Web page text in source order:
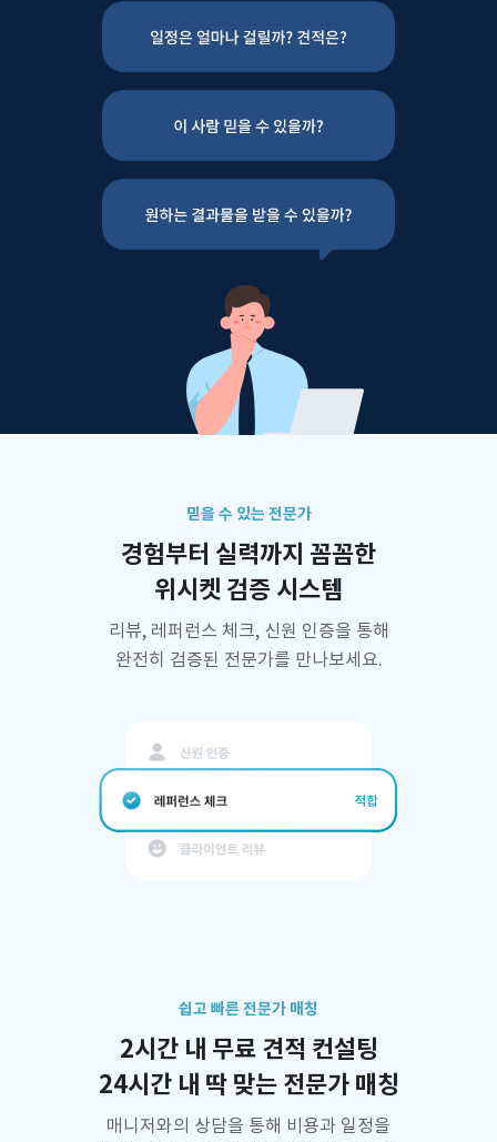
믿을 수 있는 전문가
경험부터 실력까지 꼼꼼한
위시켓 검증 시스템
리뷰, 레퍼런스 체크, 신원 인증을 통해
완전히 검증된 전문가를 만나보세요.
쉽고 빠른 전문가 매칭
2시간 내 무료 견적 컨설팅
24시간 내 딱 맞는 전문가 매칭
매니저와의 상담을 통해 비용과 일정을